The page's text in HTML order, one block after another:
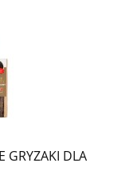
GRYZAKI DLA